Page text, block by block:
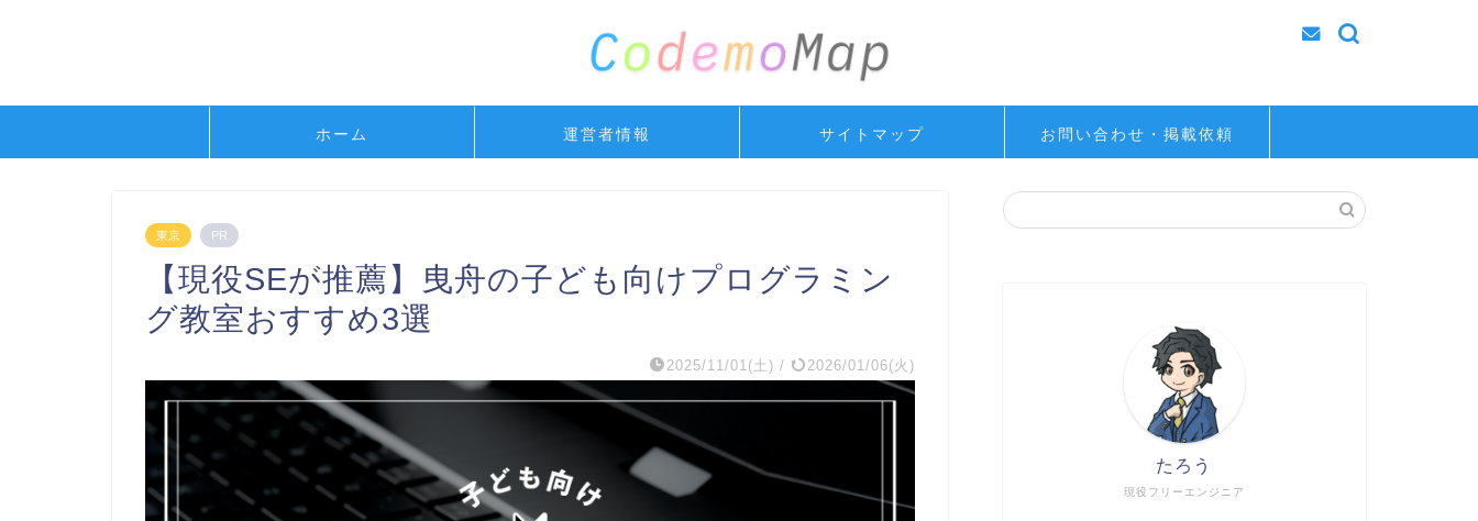
ホーム 運営者情報 サイトマップ お問い合わせ・掲載依頼
東京 PR
【現役SEが推薦】曳舟の子ども向けプログラミン
グ教室おすすめ3選
2025/11/01(土) / 2026/01/06(火)
現役フリーエンジニア
たろう